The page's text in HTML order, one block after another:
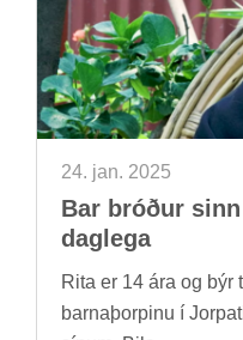
24. jan. 2025
Bar bróð­ur
dag­lega
Rita er 14 ára og býr
barna­þorp­inu í